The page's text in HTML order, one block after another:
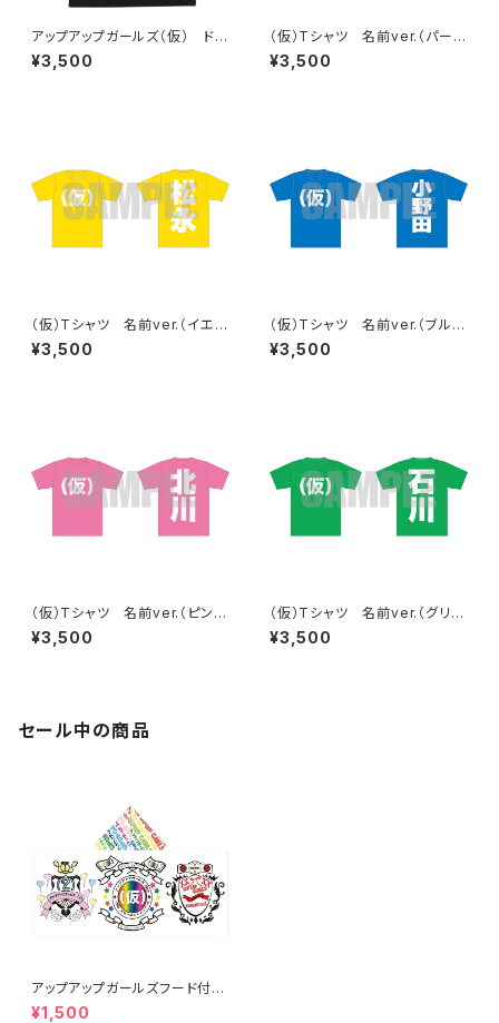
アップアップガールズ（仮） ドラ
イ（仮）Tシャツ
¥3,500
（仮）Tシャツ 名前ver.（パープ
ル）
¥3,500
（仮）Tシャツ 名前ver.（イエロ
ー）
¥3,500
（仮）Tシャツ 名前ver.（ブル
ー）
¥3,500
（仮）Tシャツ 名前ver.（ピン
ク）
¥3,500
（仮）Tシャツ 名前ver.（グリー
ン）
¥3,500
セール中の商品
アップアップガールズフード付き
タオル
¥1,500